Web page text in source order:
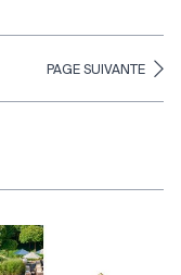
PAGE SUIVANTE